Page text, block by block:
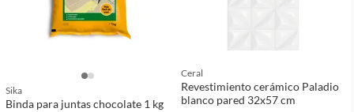
Sika
Binda para juntas chocolate 1 kg
Ceral
Revestimiento cerámico Paladio
blanco pared 32x57 cm